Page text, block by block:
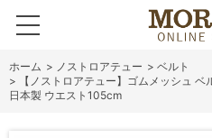
ホーム > ノストロアテュー > ベルト
>
【ノストロアテュー】ゴムメッシュ
日本製 ウエスト105cm